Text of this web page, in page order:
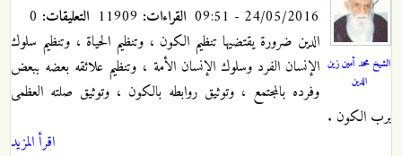
الشيخ محمد أمين زين
الدين
24/05/2016 - 09:51 القراءات: التعليقات:
الدين ضرورة يقتضيها تنظيم الكون ، وتنظيم الحياة ، وتنظيم سلوك
الإنسان الفرد وسلوك الإنسان الأمة ، وتنظيم علائقه بعضه ببعض
وفرده بالمجتمع ، وتوثيق روابطه بالكون ، وتوثيق صلته العظمى
برب الكون .
اقرأ المزيد